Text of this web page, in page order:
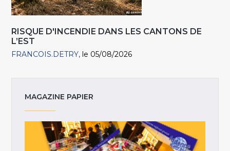
RISQUE D'INCENDIE DANS LES CANTONS DE
L’EST
FRANCOIS.DETRY le 05/08/2026
MAGAZINE PAPIER